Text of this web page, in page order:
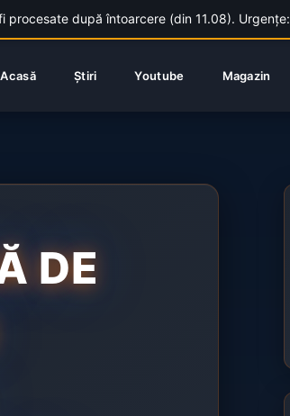
după întoarcere (din 11.08).
Acasă Știri Youtube Magazin
DE